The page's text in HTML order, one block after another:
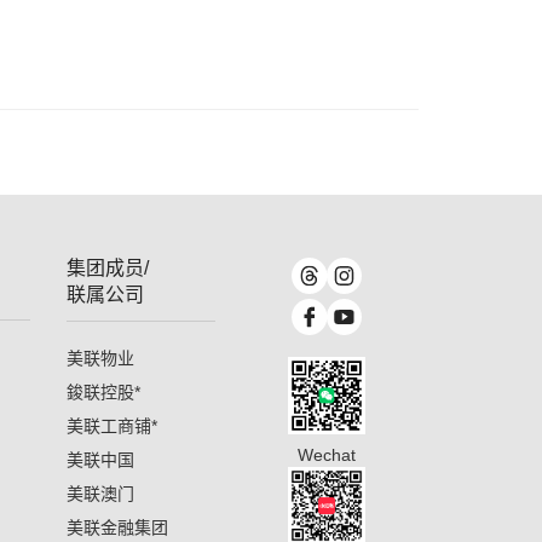
集团成员/
联属公司
美联物业
鋑联控股*
美联工商铺*
美联中国
美联澳门
美联金融集团
Wechat